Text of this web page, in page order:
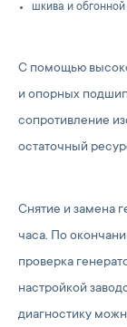
шкива и
С помощью
и опорных
сопротивление
остаточный
Снятие и замена
часа. По
проверка
настройкой
диагностику